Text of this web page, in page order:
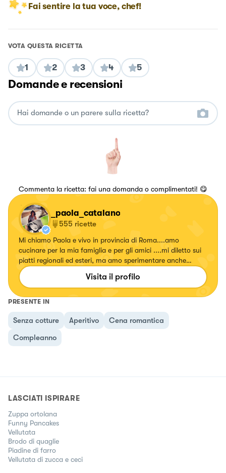
Fai sentire la tua voce, chef!
VOTA QUESTA RICETTA
1 2 3 4 5
Domande e recensioni
Commenta la ricetta: fai una domanda o complimentati! 😋
_paola_catalano
555 ricette
Mi chiamo Paola e vivo in provincia di Roma....amo
cucinare per la mia famiglia e per gli amici ....mi diletto sui
piatti regionali ed esteri, ma amo sperimentare anche
ricette con erbe e fiori, confetture e liquori. Seguitemi!!!!
Su... #fattierifattiamodomioVisita il profilo
PRESENTE IN
Senza cotture Aperitivo
Cena romantica
Compleanno
LASCIATI ISPIRARE
Zuppa ortolana
Funny Pancakes
Vellutata
Brodo di quaglie
Piadine di farro
Vellutata di zucca e ceci